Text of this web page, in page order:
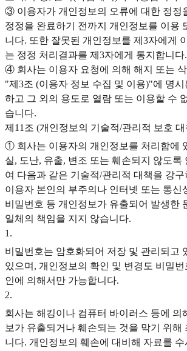
③ 이용자가 개인정보의 오류에 대한 정정
정정을 완료하기 전까지 개인정보를 이용
니다. 또한 잘못된 개인정보를 제3자에게
는 정정 처리결과를 제3자에게 통지합니다.
④ 회사는 이용자 요청에 의해 해지 또는
"제3조 (이용자 정보 수집 및 이용)"에 명시
하고 그 외의 용도로 열람 또는 이용할 수
습니다.
제11조 (개인정보의 기술적/관리적 보호 대
① 회사는 이용자의 개인정보를 처리함에
실, 도난, 유출, 변조 또는 훼손되지 않도록
여 다음과 같은 기술적/관리적 대책을 강
이용자 본인의 부주의나 인터넷 또는 통신
비밀번호 등 개인정보가 유출되어 발생한
일체의 책임을 지지 않습니다.
1 .
비밀번호는 암호화되어 저장 및 관리되고
있으며, 개인정보의 확인 및 변경도 비밀
인에 의해서만 가능합니다.
2.
회사는 해킹이나 컴퓨터 바이러스 등에 의
보가 유출되거나 훼손되는 것을 막기 위해
니다. 개인정보의 훼손에 대비해 자료를